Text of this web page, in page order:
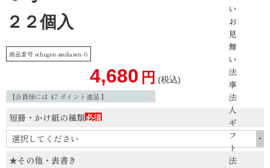
い
お
見
舞
い
法
事
法
人
ギ
フ
ト
法
２２個入
商品番号 ochugen-meikasen-6
4,680
税込
【会員様には 47 ポイント進呈 】
短冊・かけ紙の種類
(必
★その他・表書き